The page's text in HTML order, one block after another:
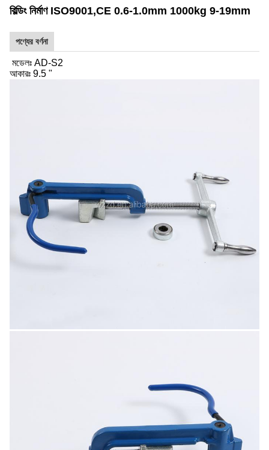
বিল্ডিং নির্মাণ ISO9001,CE 0.6-1.0mm 1000kg 9-19mm
পণ্যের বর্ণনা
মডেলঃ AD-S2
আকারঃ 9.5 "